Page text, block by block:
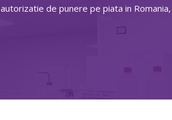
autorizatie de punere pe piata in